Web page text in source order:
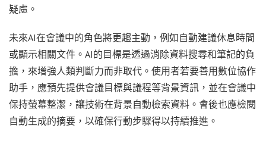
疑慮。
未來AI在會議中的角色將更趨主動，例如自動建議休息時間
或顯示相關文件。AI的目標是透過消除資料搜尋和筆記的負
擔，來增強人類判斷力而非取代。使用者若要善用數位協作
助手，應預先提供會議目標與議程等背景資訊，並在會議中
保持螢幕整潔，讓技術在背景自動檢索資料。會後也應檢閱
自動生成的摘要，以確保行動步驟得以持續推進。